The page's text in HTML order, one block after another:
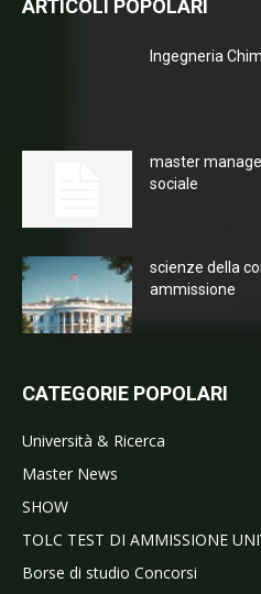
ARTICOLI POPOLARI
Ingegneria
master
sociale
scienze della
ammissione
CATEGORIE POPOLARI
Università & Ricerca
Master News
SHOW
TOLC TEST DI AMMISSIONE
Borse di studio Concorsi